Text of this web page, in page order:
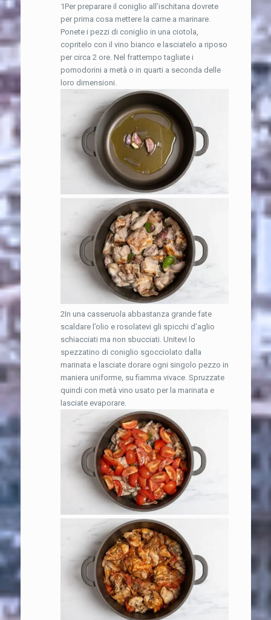
1Per preparare il coniglio all’ischitana dovrete
per prima cosa mettere la carne a marinare.
Ponete i pezzi di coniglio in una ciotola,
copritelo con il vino bianco e lasciatelo a riposo
per circa 2 ore. Nel frattempo tagliate i
pomodorini a metà o in quarti a seconda delle
loro dimensioni.
2In una casseruola abbastanza grande fate
scaldare l’olio e rosolatevi gli spicchi d’aglio
schiacciati ma non sbucciati. Unitevi lo
spezzatino di coniglio sgocciolato dalla
marinata e lasciate dorare ogni singolo pezzo in
maniera uniforme, su fiamma vivace. Spruzzate
quindi con metà vino usato per la marinata e
lasciate evaporare.